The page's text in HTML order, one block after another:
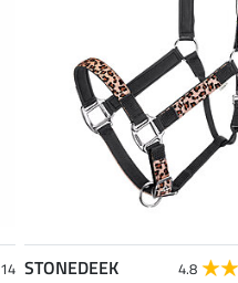
14 STONEDEEK 4.8